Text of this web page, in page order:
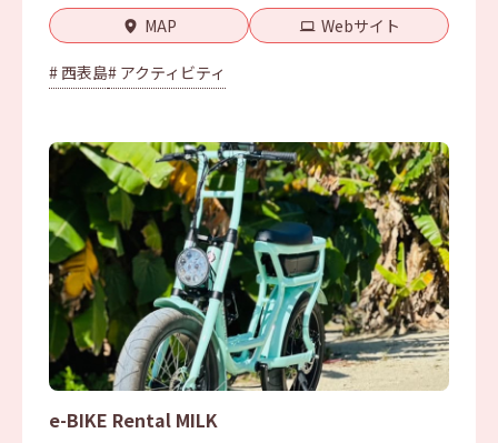
MAP Webサイト
# 西表島# アクティビティ
e-BIKE Rental MILK